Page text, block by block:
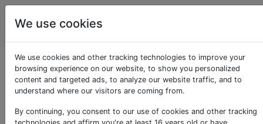
Programmierrätsel
& Code Golf
Überprüfen Sie, ob
eine Ganzzahl eine
We use cookies
We use cookies and other tracking technologies to improve your
browsing experience on our website, to show you personalized
content and targeted ads, to analyze our website traffic, and to
understand where our visitors are coming from.
By continuing, you consent to our use of cookies and other tracking